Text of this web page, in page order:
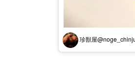
珍獣屋